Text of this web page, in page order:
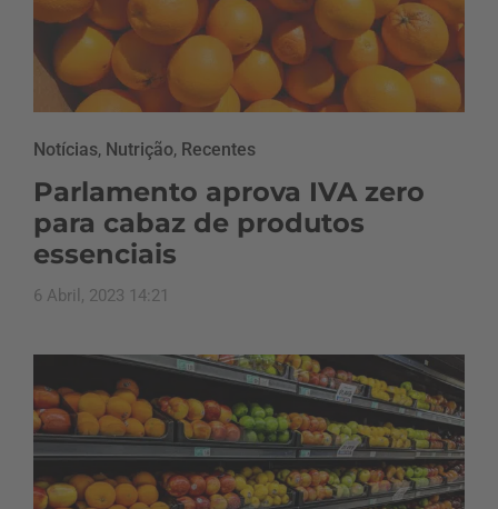
Notícias, Nutrição, Recentes
Parlamento aprova IVA zero
para cabaz de produtos
essenciais
6 Abril, 2023 14:21